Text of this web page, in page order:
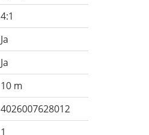
4:1
Ja
Ja
10 m
4026007628012
1